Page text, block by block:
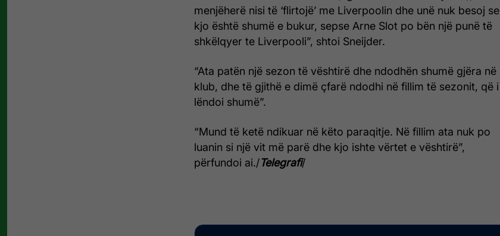
menjëherë nisi të ‘flirtojë’ me Liverpoolin dhe unë nuk besoj se
kjo është shumë e bukur, sepse Arne Slot po bën një punë të
shkëlqyer te Liverpooli”, shtoi Sneijder.
“Ata patën një sezon të vështirë dhe ndodhën shumë gjëra në
klub, dhe të gjithë e dimë çfarë ndodhi në fillim të sezonit, që i
lëndoi shumë”.
“Mund të ketë ndikuar në këto paraqitje. Në fillim ata nuk po
luanin si një vit më parë dhe kjo ishte vërtet e vështirë”,
përfundoi ai./Telegrafi/